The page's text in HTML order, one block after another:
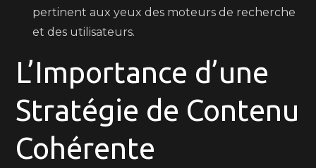
pertinent aux yeux des moteurs de recherche
et des utilisateurs.
L’Importance d’une
Stratégie de Contenu
Cohérente